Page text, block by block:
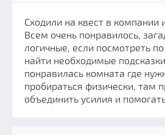
Сходили на квест в компании
Всем очень понравилось,
логичные, если посмотреть
найти необходимые
понравилась комната где
пробираться физически, там
объединить усилия и помогать